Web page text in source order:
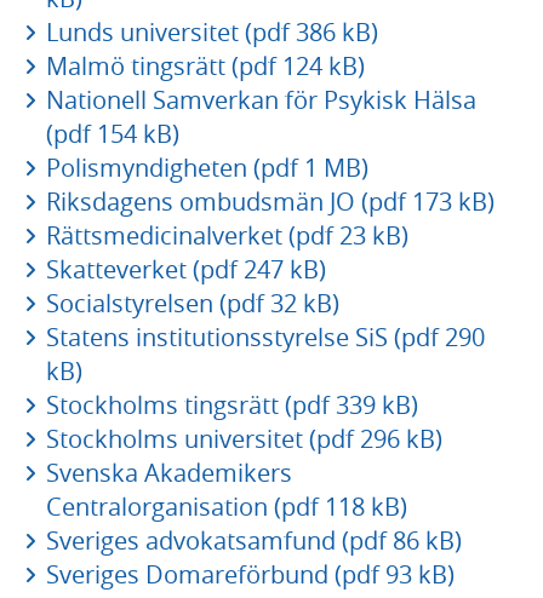
Lunds universitet (pdf 386 kB)
Malmö tingsrätt (pdf 124 kB)
Nationell Samverkan för Psykisk Hälsa
(pdf 154 kB)
Polismyndigheten (pdf 1 MB)
Riksdagens ombudsmän JO (pdf 173 kB)
Rättsmedicinalverket (pdf 23 kB)
Skatteverket (pdf 247 kB)
Socialstyrelsen (pdf 32 kB)
Statens institutionsstyrelse SiS (pdf 290
kB)
Stockholms tingsrätt (pdf 339 kB)
Stockholms universitet (pdf 296 kB)
Svenska Akademikers
Centralorganisation (pdf 118 kB)
Sveriges advokatsamfund (pdf 86 kB)
Sveriges Domareförbund (pdf 93 kB)